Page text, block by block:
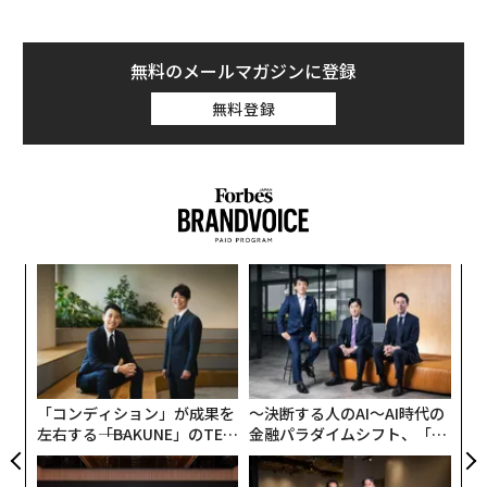
AIは過去のものに、脳細胞を利用する「オルガノイド知能」登場の日は近
ジェネレーティブアート第一人者が語る テクノロジー、ビジネス、アー
生成AIはすでにビジネスに好影響を与えている、研究結果
英HMVのロンドン旗艦店が復活へ 店舗改革で経営再建
タグ： AI / 人工知能 音楽 著作権
advertisement
メタフィジックは、ソーシャルメディアで拡散されセン
セーショナルを巻き起こした動画「
DeepTomCruise（ディープ・トム・クルーズ）
に使われたディープフェイク映像技術を、エンターテイ
いる。これはジェネレーティブAI（生成AI）を使用して
次々と開発されている新しいツールの1つで、ライブパ
フォーマンスを模倣したり実際の写真とシームレスに融
合できたりするほどリアルに写実的な画像やモーション
ビデオを作成する技術だ。公開オーディション番組『ア
メリカズ・ゴット・タレント』で初公開されたこの技術
は、グレアムによると、2024年公開予定のロバート・ゼ
メキス監督の新作『Here』で長編映画として
初めて大々的に使用され、主演のトム・ハンクスとロビ
ン・ライトの容姿を若返らせるという。
無料のメールマガジンに登録
無料登録
「コンディション」が成果を
左右する――「BAKUNE」のTEN
TIALが支える「挑戦者の明
日」
〜決断する人のAI〜AI時代の
金融パラダイムシフト、「超
個別化」の核心 【MUFG×ウ
ェルスナビ×PwC】